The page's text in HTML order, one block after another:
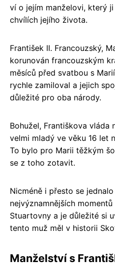
ví o jejím manželovi, který
chvílích jejího života.
František II. Francouzský,
korunován francouzským
měsíců před svatbou s
rychle zamiloval a jejich
důležité pro oba národy.
Bohužel, Františkova vláda
velmi mladý ve věku 16 let
To bylo pro Marii těžkým
se z toho zotavit.
Nicméně i přesto se
nejvýznamnějších
Stuartovny a je důležité si
tento muž měl v historii
Manželství s